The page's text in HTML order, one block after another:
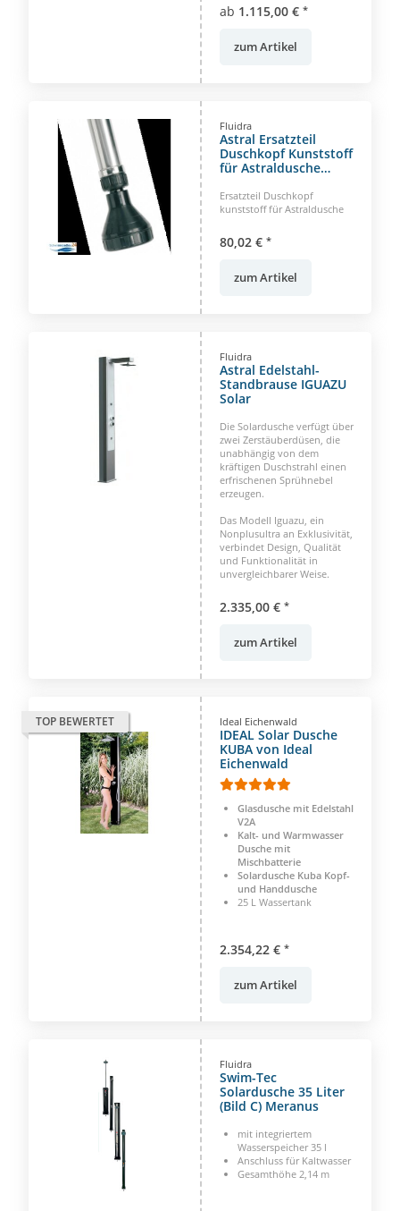
ab 1.115,00 € *
zum Artikel
Fluidra
Astral Ersatzteil
Duschkopf Kunststoff
für Astraldusche
Ersatzteil Duschkopf
kunststoff für Astraldusche
80,02 € *
zum Artikel
Fluidra
Astral Edelstahl-
Standbrause IGUAZU
Solar
Die Solardusche verfügt über
zwei Zerstäuberdüsen, die
unabhängig von dem
kräftigen Duschstrahl einen
erfrischenen Sprühnebel
erzeugen.
Das Modell Iguazu, ein
Nonplusultra an Exklusivität,
verbindet Design, Qualität
und Funktionalität in
unvergleichbarer Weise.
2.335,00 € *
zum Artikel
TOP BEWERTET Ideal Eichenwald
IDEAL Solar Dusche
KUBA von Ideal
Eichenwald
Glasdusche mit Edelstahl
V2A
Kalt- und Warmwasser
Dusche mit
Mischbatterie
Solardusche Kuba Kopf-
und Handdusche
25 L Wassertank
2.354,22 € *
zum Artikel
Fluidra
Swim-Tec
Solardusche 35 Liter
(Bild C) Meranus
mit integriertem
Wasserspeicher 35 l
Anschluss für Kaltwasser
Gesamthöhe 2,14 m